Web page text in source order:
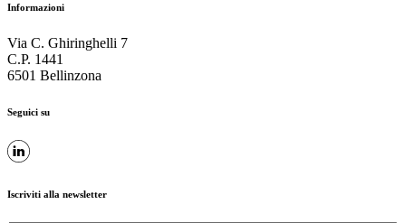
Informazioni
Via C. Ghiringhelli 7
C.P. 1441
6501 Bellinzona
Seguici su
Iscriviti alla newsletter